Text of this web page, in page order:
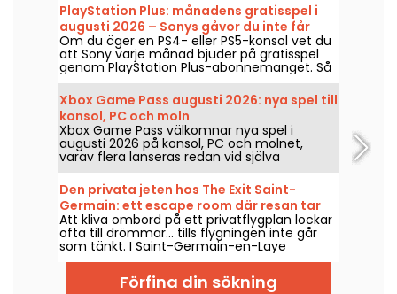
PlayStation Plus: månadens gratisspel i
augusti 2026 – Sonys gåvor du inte får
missa
Om du äger en PS4- eller PS5-konsol vet du
att Sony varje månad bjuder på gratisspel
genom PlayStation Plus-abonnemanget. Så
vilka spel är gratis i augusti 2026? Ta del av
månadens urval.
Xbox Game Pass augusti 2026: nya spel till
konsol, PC och moln
Xbox Game Pass välkomnar nya spel i
augusti 2026 på konsol, PC och molnet,
varav flera lanseras redan vid själva
releasedatumet. Här är de viktigaste
tillskotten som Microsoft tillkännagav för
prenumeranterna av tjänsten.
Den privata jeten hos The Exit Saint-
Germain: ett escape room där resan tar
en oväntad vändning
Att kliva ombord på ett privatflygplan lockar
ofta till drömmar... tills flygningen inte går
som tänkt. I Saint-Germain-en-Laye
förvandlar Le Jet Privé från The Exit denna
miljö till ett escape game som ska lösas i
Förfina din sökning